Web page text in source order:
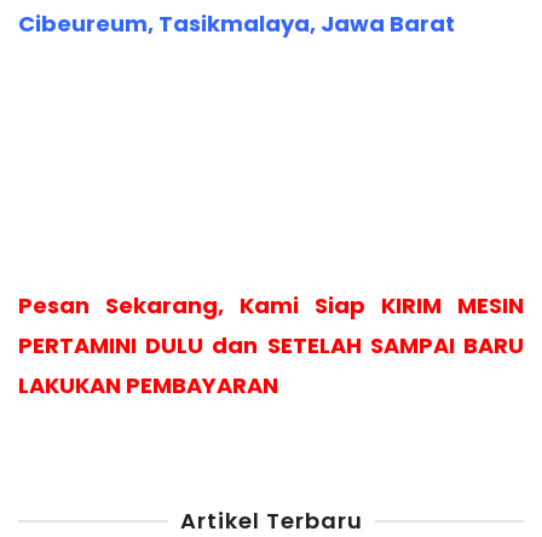
Cibeureum, Tasikmalaya, Jawa Barat
Pesan Sekarang, Kami Siap KIRIM MESIN
PERTAMINI DULU dan SETELAH SAMPAI BARU
LAKUKAN PEMBAYARAN
Artikel Terbaru